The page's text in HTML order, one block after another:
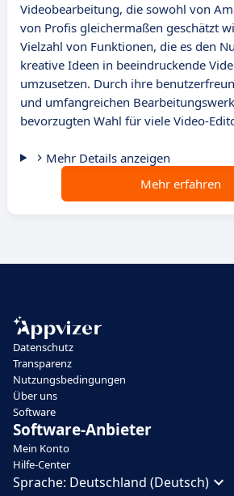
Videobearbeitung, die sowohl von
von Profis gleichermaßen geschätzt
Vielzahl von Funktionen, die es den
kreative Ideen in beeindruckende
umzusetzen. Durch ihre
und umfangreichen
bevorzugten Wahl für viele Video-
Mehr Details anzeigen
Mehr erfahren
Datenschutz
Transparenz
Nutzungsbedingungen
Über uns
Software
Software-Anbieter
Mein Konto
Hilfe-Center
Sprache: Deutschland (Deutsch)